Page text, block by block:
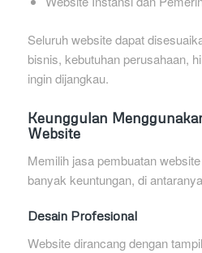
Seluruh website dapat
bisnis, kebutuhan perusahaan,
ingin dijangkau.
Keunggulan
Website
Memilih jasa pembuatan
banyak keuntungan, di
Desain Profesional
Website dirancang dengan